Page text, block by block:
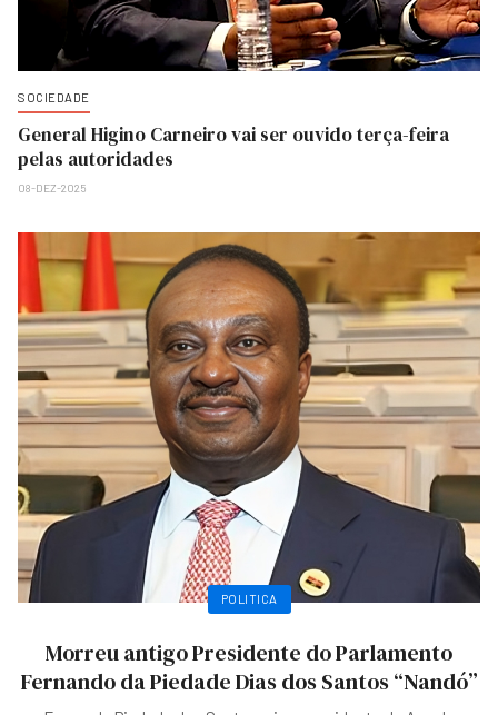
SOCIEDADE
General Higino Carneiro vai ser ouvido terça-feira
pelas autoridades
08-DEZ-2025
POLITICA
Morreu antigo Presidente do Parlamento
Fernando da Piedade Dias dos Santos “Nandó”